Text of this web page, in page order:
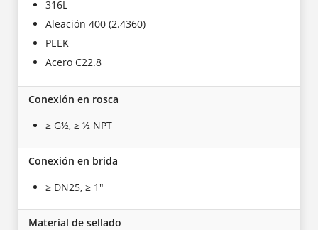
316L
Aleación 400 (2.4360)
PEEK
Acero C22.8
Conexión en rosca
≥ G½, ≥ ½ NPT
Conexión en brida
≥ DN25, ≥ 1"
Material de sellado